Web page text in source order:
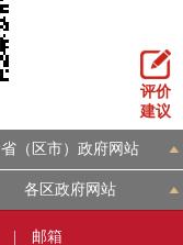
评价
建议
省（区市）政府网站
各区政府网站
邮箱